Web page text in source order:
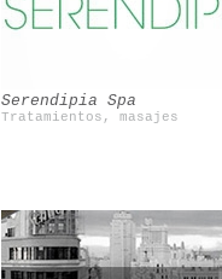
Serendipia Spa
Tratamientos, masajes
Casilda Y Jimena